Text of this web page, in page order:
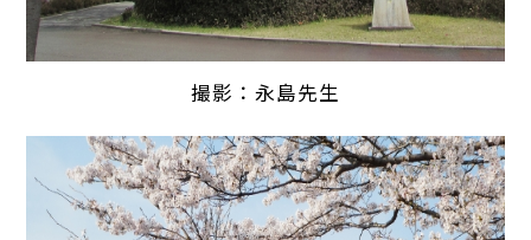
撮影：永島先生